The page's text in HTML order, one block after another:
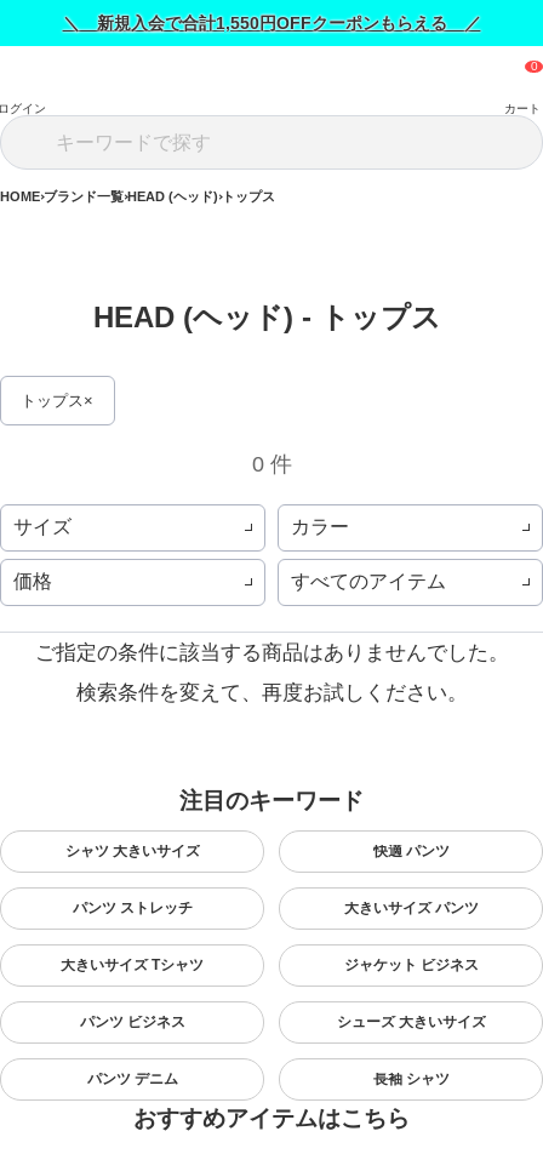
＼ 新規入会で合計1,550円OFFクーポンもらえる ／
グイン カート
HOME ブランド一覧 HEAD (ヘッド) トップス
HEAD (ヘッド) - トップス
トップス
0 件
サイズ カラー
価格 すべてのアイテム
ご指定の条件に該当する商品はありませんでした。
検索条件を変えて、再度お試しください。
注目のキーワード
シャツ 大きいサイズ 快適 パンツ
パンツ ストレッチ 大きいサイズ パンツ
大きいサイズ Tシャツ ジャケット ビジネス
パンツ ビジネス シューズ 大きいサイズ
パンツ デニム 長袖 シャツ
おすすめアイテムはこちら